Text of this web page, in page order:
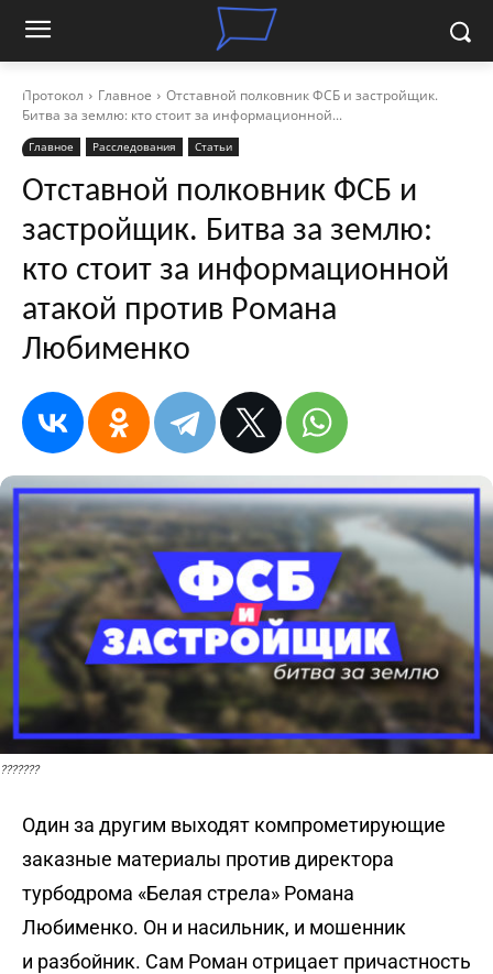
Протокол Главное
Отставной полковник ФСБ и застройщик.
Битва за землю: кто стоит за информационной...
Главное Расследования Статьи
Отставной полковник ФСБ и
застройщик. Битва за землю:
кто стоит за информационной
атакой против Романа
Любименко
???????
Один за другим выходят компрометирующие
заказные материалы против директора
турбодрома «Белая стрела» Романа
Любименко. Он и насильник, и мошенник
и разбойник. Сам Роман отрицает причастность